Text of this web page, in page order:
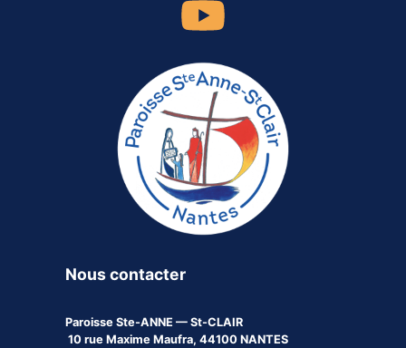
Nous contacter
Paroisse Ste-ANNE — St-CLAIR
10 rue Maxime Maufra, 44100 NANTES